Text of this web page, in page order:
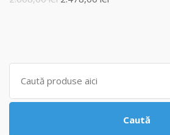
2.608,00 lei.
Search
for:
Caută